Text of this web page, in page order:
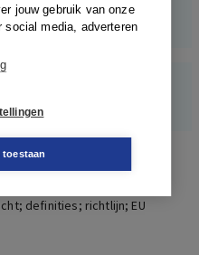
jouw gebruik van onze
social media, adverteren
bestuurders?
bescherming van
perspectief
definities; richtlijn; EU